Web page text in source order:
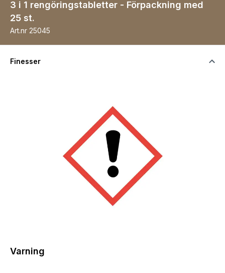
3 i 1 rengöringstabletter - Förpackning med
25 st.
Art.nr 25045
Finesser
Varning